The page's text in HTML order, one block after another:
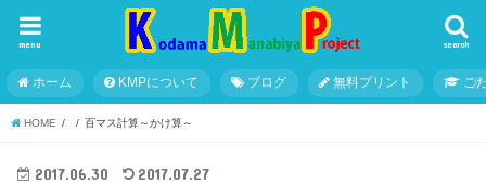
search
menu
ホーム KMPについて ブログ 無料プリント こ
HOME 百マス計算～かけ算～
2017.06.30 2017.07.27